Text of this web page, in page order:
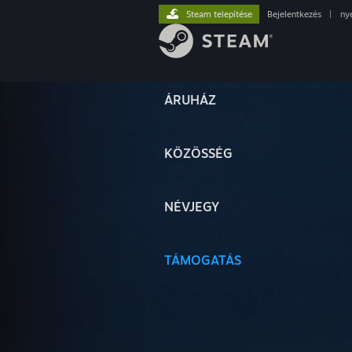
ÁRUHÁZ
KÖZÖSSÉG
NÉVJEGY
TÁMOGATÁS
Steam telepítése Bejelentkezés